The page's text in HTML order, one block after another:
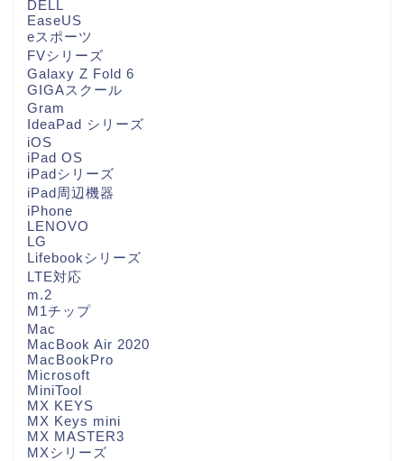
DELL
EaseUS
eスポーツ
FVシリーズ
Galaxy Z Fold 6
GIGAスクール
Gram
IdeaPad シリーズ
iOS
iPad OS
iPadシリーズ
iPad周辺機器
iPhone
LENOVO
LG
Lifebookシリーズ
LTE対応
m.2
M1チップ
Mac
MacBook Air 2020
MacBookPro
Microsoft
MiniTool
MX KEYS
MX Keys mini
MX MASTER3
MXシリーズ